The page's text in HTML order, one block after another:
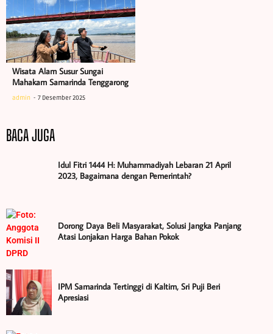
Wisata Alam Susur Sungai
Mahakam Samarinda Tenggarong
admin 7 Desember 2025
BACA JUGA
Idul Fitri 1444 H: Muhammadiyah Lebaran 21 April
2023, Bagaimana dengan Pemerintah?
Dorong Daya Beli Masyarakat, Solusi Jangka Panjang
Atasi Lonjakan Harga Bahan Pokok
IPM Samarinda Tertinggi di Kaltim, Sri Puji Beri
Apresiasi